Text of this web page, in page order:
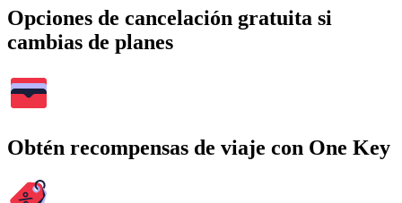
Opciones de cancelación gratuita si
cambias de planes
Obtén recompensas de viaje con One Key